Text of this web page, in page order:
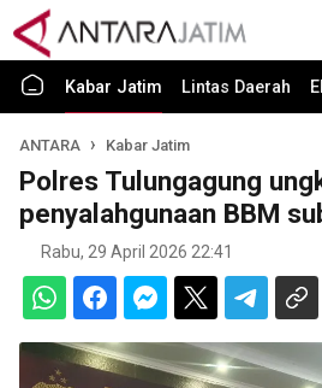
Kabar Jatim Lintas Daerah
ANTARA Kabar Jatim
Polres Tulungagung
penyalahgunaan BBM
Rabu, 29 April 2026 22:41